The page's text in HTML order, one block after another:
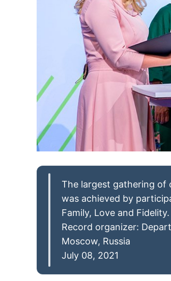
The largest gathering of
was achieved by
Family, Love and Fidelity.
Record organizer:
Moscow, Russia
July 08, 2021